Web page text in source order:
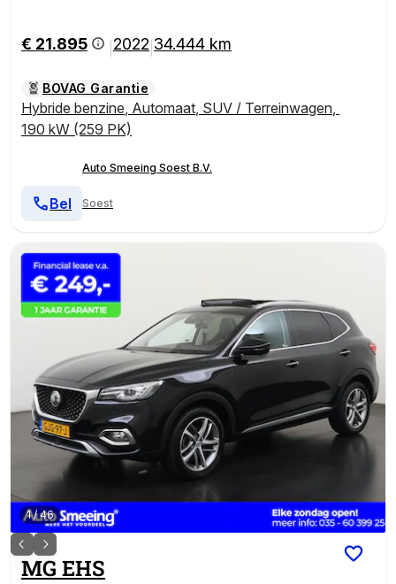
€ 21.895 2022 34.444 km
BOVAG Garantie
Hybride benzine, Automaat, SUV / Terreinwagen,
190 kW (259 PK)
Auto Smeeing Soest B.V.
Soest
Bel
1/46
MG EHS